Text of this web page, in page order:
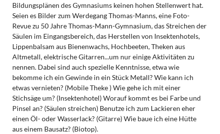
Bildungsplänen des Gymnasiums keinen hohen Stellenwert hat.
Seien es Bilder zum Werdegang Thomas-Manns, eine Foto-
Revue zu 50 Jahre Thomas-Mann-Gymnasium, das Streichen der
Säulen im Eingangsbereich, das Herstellen von Insektenhotels,
Lippenbalsam aus Bienenwachs, Hochbeeten, Theken aus
Altmetall, elektrische Gitarren...um nur einige Aktivitäten zu
nennen. Dabei sind auch spezielle Kenntnisse, etwa wie
bekomme ich ein Gewinde in ein Stück Metall? Wie kann ich
etwas vernieten? (Mobile Theke ) Wie gehe ich mit einer
Stichsäge um? (Insektenhotel) Worauf kommt es bei Farbe und
Pinsel an? (Säulen streichen) Benutze ich zum Lackieren eher
einen Öl- oder Wasserlack? (Gitarre) Wie baue ich eine Hütte
aus einem Bausatz? (Biotop).